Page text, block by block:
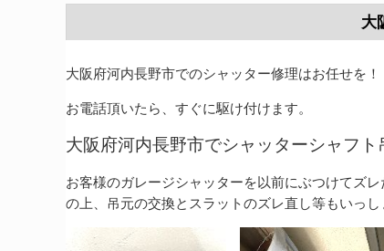
大
大阪府河内長野市でのシャッター修理はお任せを！
お電話頂いたら、すぐに駆け付けます。
大阪府河内長野市でシャッターシャフ
お客様のガレージシャッターを以前にぶつけてズ
の上、吊元の交換とスラットのズレ直し等もいっし